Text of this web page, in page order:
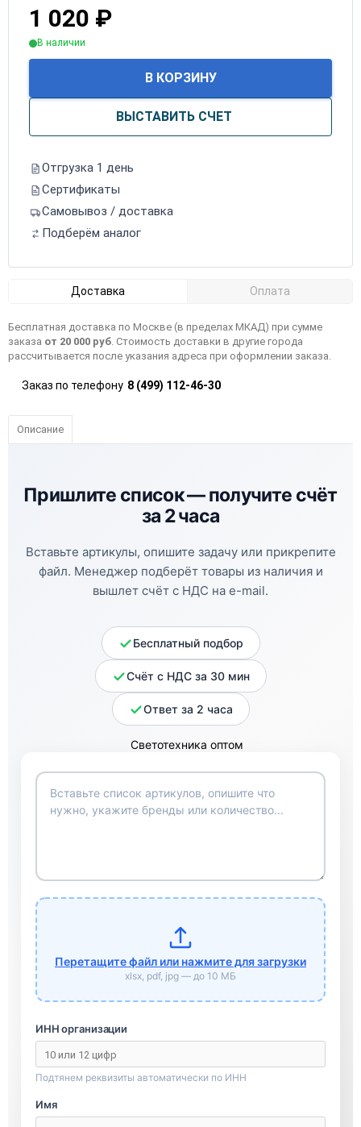
1 020 ₽
В наличии
В КОРЗИНУ
ВЫСТАВИТЬ СЧЕТ
Отгрузка 1 день
Сертификаты
Самовывоз / доставка
Подберём аналог
Доставка Оплата
Бесплатная доставка по Москве (в пределах МКАД) при сумме
заказа от 20 000 руб. Стоимость доставки в другие города
рассчитывается после указания адреса при оформлении заказа.
Заказ по телефону 8 (499) 112-46-30
Описание
Пришлите список —получите счёт
за 2 часа
Вставьте артикулы, опишите задачу или прикрепите
файл. Менеджер подберёт товары из наличия и
вышлет счёт с НДС на e-mail.
Бесплатный подбор
Счёт с НДС за 30 мин
Ответ за 2 часа
Перетащите файл или нажмите для загрузки
xlsx, pdf, jpg — до 10 МБ
ИНН организации
Подтянем реквизиты автоматически по ИНН
Имя